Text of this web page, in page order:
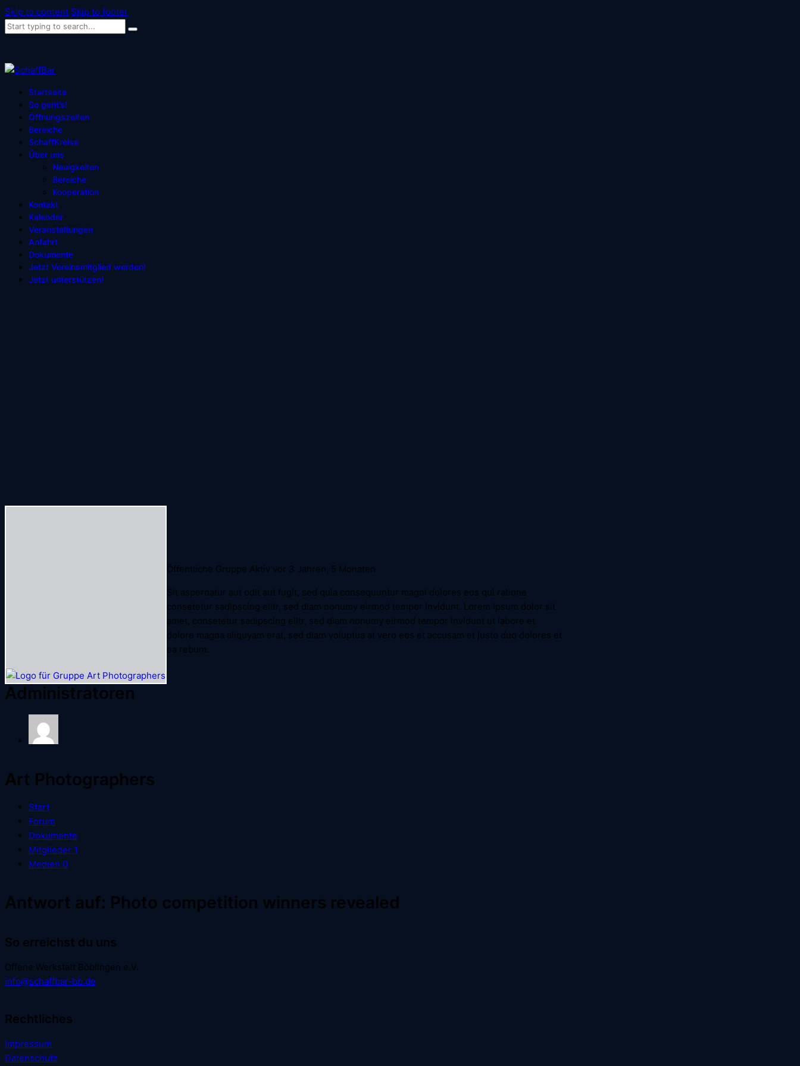
Skip to content Skip to footer
Startseite
So geht’s!
Öffnungszeiten
Bereiche
SchaffKreise
Über uns
Neuigkeiten
Bereiche
Kooperation
Kontakt
Kalender
Veranstaltungen
Anfahrt
Dokumente
Jetzt Vereinsmitglied werden!
Jetzt unterstützen!
Öffentliche Gruppe Aktiv vor 3 Jahren, 5 Monaten
Sit aspernatur aut odit aut fugit, sed quia consequuntur magni dolores eos qui ratione
consetetur sadipscing elitr, sed diam nonumy eirmod tempor invidunt. Lorem ipsum dolor sit
amet, consetetur sadipscing elitr, sed diam nonumy eirmod tempor invidunt ut labore et
dolore magna aliquyam erat, sed diam voluptua at vero eos et accusam et justo duo dolores et
ea rebum.
Administratoren
Art Photographers
Start
Forum
Dokumente
Mitglieder 1
Medien 0
Antwort auf: Photo competition winners revealed
So erreichst du uns
Offene Werkstatt Böblingen e.V.
info@schaffbar-bb.de
Rechtliches
Impressum
Datenschutz